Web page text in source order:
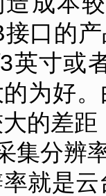
接口的
英寸或
为好
的差距
集分辨
就是